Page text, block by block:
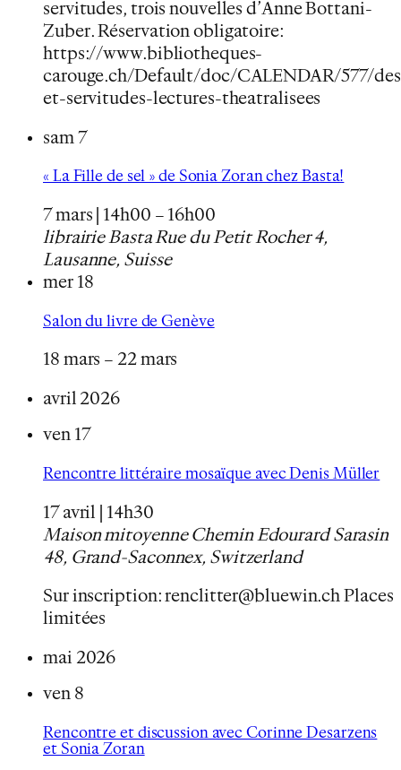
servitudes, trois nouvelles d’Anne Bottani-
Zuber. Réservation obligatoire:
https://www.bibliotheques-
carouge.ch/Default/doc/CALENDAR/577/
et-servitudes-lectures-theatralisees
sam 7
« La Fille de sel » de Sonia Zoran chez Basta!
7 mars | 14h00 – 16h00
librairie BastaRue du Petit Rocher 4,
Lausanne, Suisse
mer 18
Salon du livre de Genève
18 mars – 22 mars
avril 2026
ven 17
Rencontre littéraire mosaïque avec Denis Müller
17 avril | 14h30
Maison mitoyenne Chemin Edourard Sarasin
48, Grand-Saconnex, Switzerland
Sur inscription: renclitter@bluewin.ch Places
limitées
mai 2026
ven 8
Rencontre et discussion avec Corinne Desarzens
et Sonia Zoran